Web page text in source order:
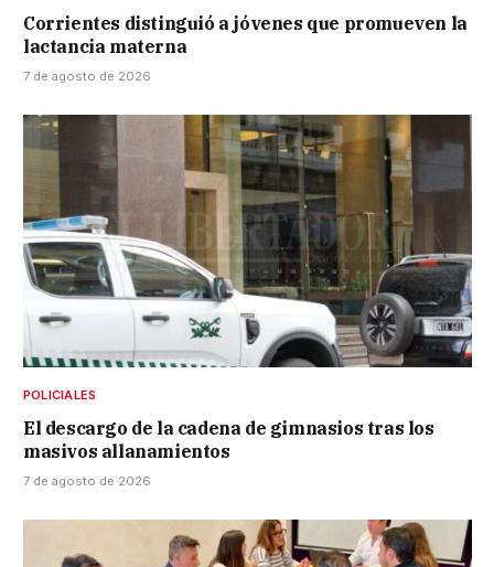
Corrientes distinguió a jóvenes que promueven la
lactancia materna
7 de agosto de 2026
POLICIALES
El descargo de la cadena de gimnasios tras los
masivos allanamientos
7 de agosto de 2026